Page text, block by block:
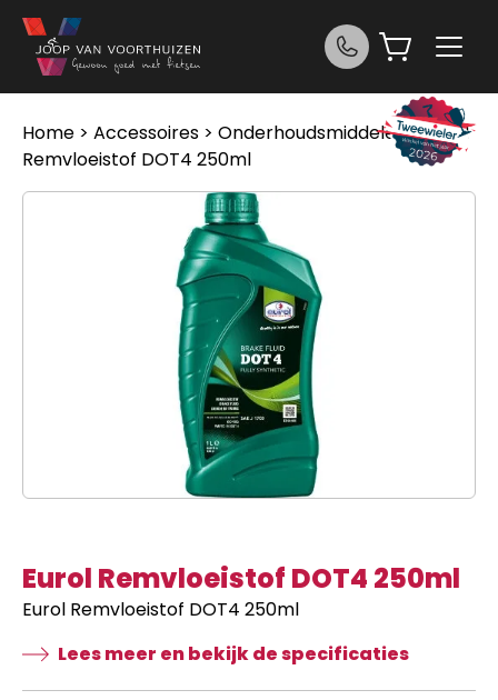
Ga naar de inhoud
Home > Accessoires > Onderhoudsmiddelen> Eurol
Remvloeistof DOT4 250ml
Eurol Remvloeistof DOT4 250ml
Eurol Remvloeistof DOT4 250ml
Lees meer en bekijk de specificaties